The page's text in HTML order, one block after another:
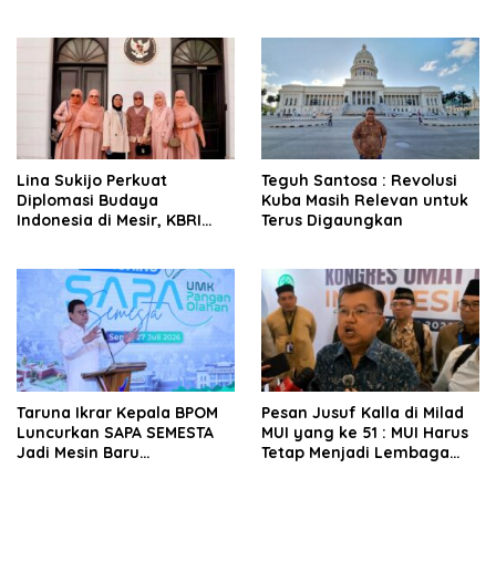
Kepemimpinan Bangsa
Lina Sukijo Perkuat
Diplomasi Budaya
Indonesia di Mesir, KBRI
Al-Azhar
Teguh Santosa : Revolusi
Kuba Masih Relevan untuk
Terus Digaungkan
Taruna Ikrar Kepala BPOM
Luncurkan SAPA SEMESTA
Jadi Mesin Baru
Pesan Jusuf Kalla di Milad
MUI yang ke 51 : MUI Harus
Tetap Menjadi Lembaga